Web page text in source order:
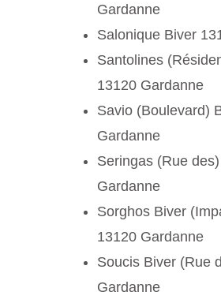
Gardanne
Salonique Biver
Santolines
13120 Gardanne
Savio (Boulevard)
Gardanne
Seringas (Rue
Gardanne
Sorghos Biver
13120 Gardanne
Soucis Biver (Rue
Gardanne